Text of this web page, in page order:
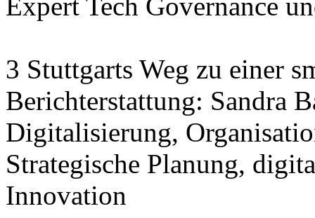
3 Stuttgarts Weg zu einer
Berichterstattung: Sandra
Digitalisierung,
Strategische Planung,
Innovation